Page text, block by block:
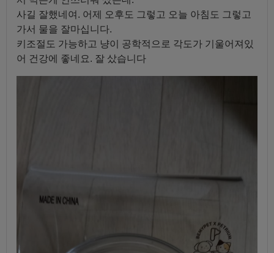
사길 잘했네여. 어제 오후도 그렇고 오늘 아침도 그렇고
가서 물을 잘마십니다.
키조절도 가능하고 냥이 공학적으로 각도가 기울어져있
어 건강에 좋네요. 잘 샀습니다